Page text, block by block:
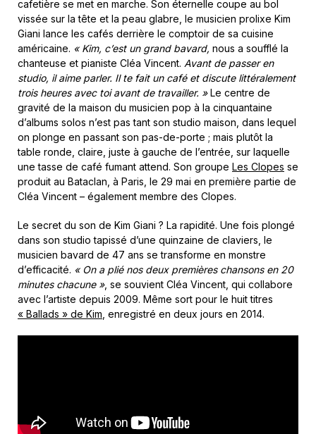
cafetière se met en marche. Son éternelle coupe au bol
vissée sur la tête et la peau glabre, le musicien prolixe Kim
Giani lance les cafés derrière le comptoir de sa cuisine
américaine. « Kim, c’est un grand bavard, nous a soufflé la
chanteuse et pianiste Cléa Vincent. Avant de passer en
studio, il aime parler. Il te fait un café et discute littéralement
trois heures avec toi avant de travailler. »Le centre de
gravité de la maison du musicien pop à la cinquantaine
d’albums solos n’est pas tant son studio maison, dans lequel
on plonge en passant son pas-de-porte ; mais plutôt la
table ronde, claire, juste à gauche de l’entrée, sur laquelle
une tasse de café fumant attend. Son groupe Les Clopes se
produit au Bataclan, à Paris, le 29 mai en première partie de
Cléa Vincent – également membre des Clopes.
Le secret du son de Kim Giani ? La rapidité. Une fois plongé
dans son studio tapissé d’une quinzaine de claviers, le
musicien bavard de 47 ans se transforme en monstre
d’efficacité. « On a plié nos deux premières chansons en 20
minutes chacune », se souvient Cléa Vincent, qui collabore
avec l’artiste depuis 2009. Même sort pour le huit titres
« Ballads » de Kim , enregistré en deux jours en 2014.